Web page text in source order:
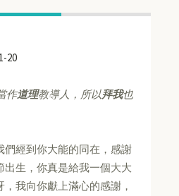
20
作道理教導人，所以拜我也
們經到你大能的同在，感謝
出生，你真是給我一個大大
我向你獻上滿心的感謝，